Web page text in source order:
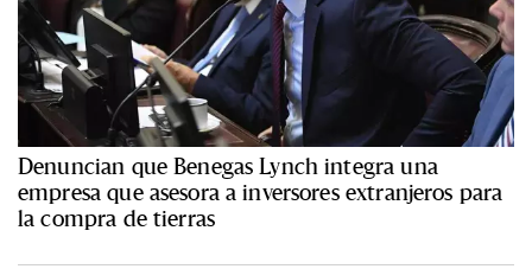
Denuncian que Benegas Lynch integra una
empresa que asesora a inversores extranjeros para
la compra de tierras